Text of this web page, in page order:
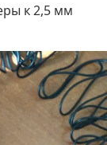
к 2,5 мм